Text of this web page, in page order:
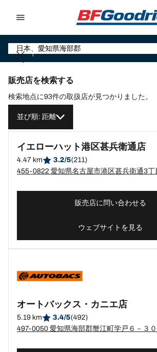
販売店を検索する
検索地点に93件の取扱店が見つかりました。
並び順: 距離
イエローハット港区甚兵衛通店
4.47 km 3.2/5(211)
455-0822 愛知県名古屋市港区甚兵衛通3丁
販売店に問い合わせる
ウェブサイトを見る
オートバックス・カニエ店
5.19 km 3.4/5(492)
497-0050 愛知県海部郡蟹江町学戸６－３０